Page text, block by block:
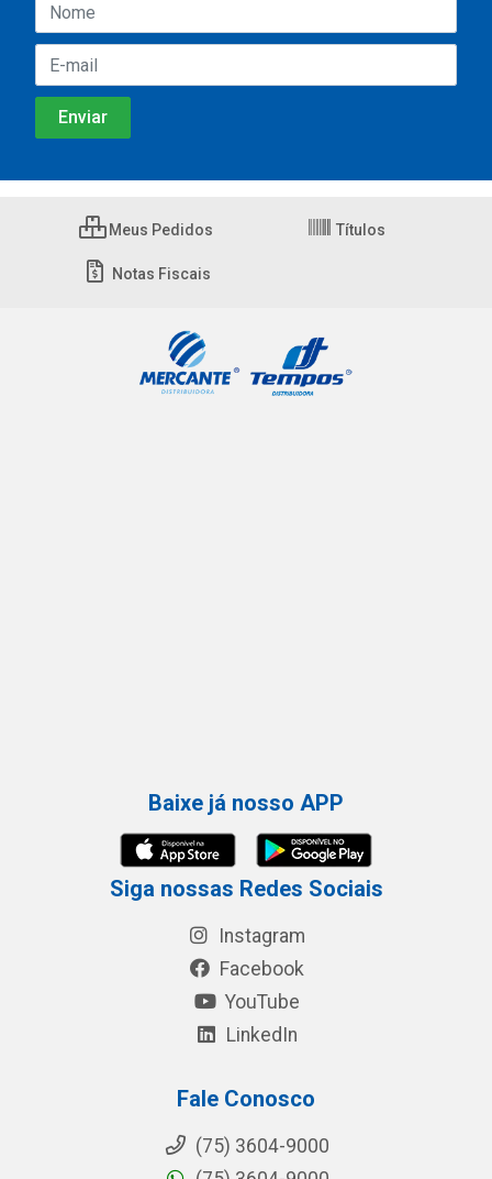
Meus Pedidos Títulos
Notas Fiscais
Baixe já nosso APP
Siga nossas Redes Sociais
Instagram
Facebook
YouTube
LinkedIn
Fale Conosco
(75) 3604-9000